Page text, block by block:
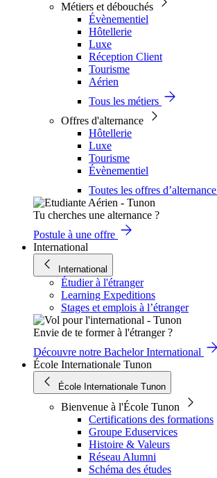
Métiers et débouchés
Évènementiel
Hôtellerie
Luxe
Réception Client
Tourisme
Aérien
Tous les métiers
Offres d'alternance
Hôtellerie
Luxe
Tourisme
Évènementiel
Toutes les offres d’alternance
Tu cherches une alternance ?
Postule à une offre
International
International
Étudier à l'étranger
Learning Expeditions
Stages et emplois à l’étranger
Envie de te former à l'étranger ?
Découvre notre Bachelor International
École Internationale Tunon
École Internationale Tunon
Bienvenue à l'École Tunon
Certifications des formations
Groupe Eduservices
Histoire & Valeurs
Réseau Alumni
Schéma des études